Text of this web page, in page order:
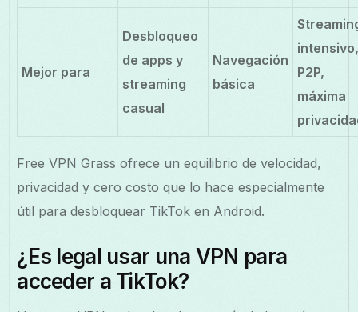
Mejor para
Desbloqueo
de apps y
streaming
casual
Navegación
básica
P2P,
máxima
Free VPN Grass ofrece un equilibrio de velocidad,
privacidad y cero costo que lo hace especialmente
útil para desbloquear TikTok en Android.
¿Es legal usar una VPN para
acceder a TikTok?